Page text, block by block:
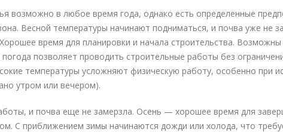
возможно в любое время года, однако есть определенные
Весной температуры начинают подниматься, и почва уже не
время для планировки и начала строительства.
позволяет проводить строительные работы без
температуры усложняют физическую работу, особенно при
утром или вечером).
и почва еще не замерзла. Осень — хорошее время для
С приближением зимы начинаются дожди или холода, что